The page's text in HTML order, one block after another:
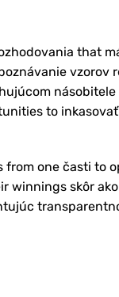
that
vzorov
to
one časti to
winnings skôr